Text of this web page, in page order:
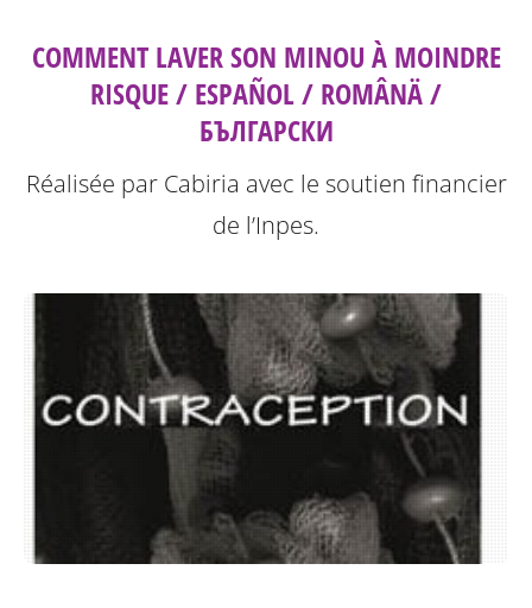
COMMENT LAVER SON MINOU À MOINDRE
RISQUE / ESPAÑOL / ROMÂNÄ /
БЪЛГАРСКИ
Réalisée par Cabiria avec le soutien financier
de l’Inpes.